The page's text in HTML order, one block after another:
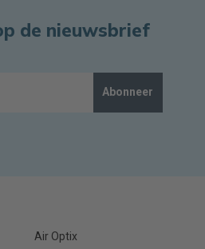
de nieuwsbrief
Abonneer
Air Optix